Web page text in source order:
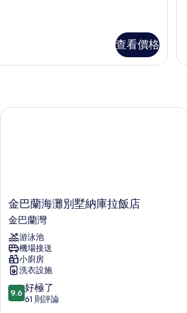
查看價格
的
詳
金
巴
蘭
海
灘
別
墅
納
庫
金巴蘭海灘別墅納庫拉飯店
金巴蘭灣
游泳池
機場接送
小廚房
洗衣設施
9.6
分，
9.6 好極了
61 則評論
金巴蘭海灘別墅納庫拉飯店